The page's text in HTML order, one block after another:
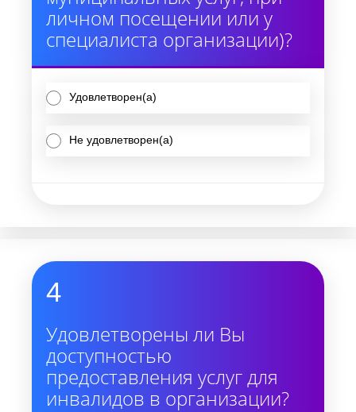
личном посещении или у
специалиста организации)?
Удовлетворен(а)
Не удовлетворен(а)
4
Удовлетворены ли Вы
доступностью
предоставления услуг для
инвалидов в организации?